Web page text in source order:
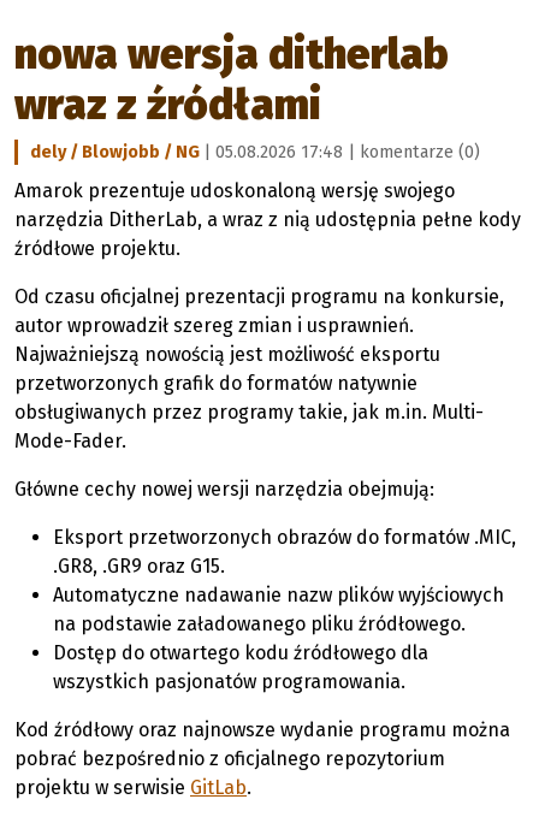
nowa wersja ditherlab
wraz z źródłami
dely / Blowjobb / NG | 05.08.2026 17:48 | komentarze (0)
Amarok prezentuje udoskonaloną wersję swojego
narzędzia DitherLab, a wraz z nią udostępnia pełne kody
źródłowe projektu.
Od czasu oficjalnej prezentacji programu na konkursie,
autor wprowadził szereg zmian i usprawnień.
Najważniejszą nowością jest możliwość eksportu
przetworzonych grafik do formatów natywnie
obsługiwanych przez programy takie, jak m.in. Multi-
Mode-Fader.
Główne cechy nowej wersji narzędzia obejmują:
Eksport przetworzonych obrazów do formatów .MIC,
.GR8, .GR9 oraz G15.
Automatyczne nadawanie nazw plików wyjściowych
na podstawie załadowanego pliku źródłowego.
Dostęp do otwartego kodu źródłowego dla
wszystkich pasjonatów programowania.
Kod źródłowy oraz najnowsze wydanie programu można
pobrać bezpośrednio z oficjalnego repozytorium
projektu w serwisie GitLab.